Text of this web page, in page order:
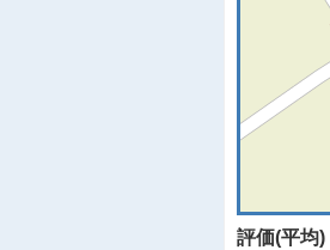
評価(平均)